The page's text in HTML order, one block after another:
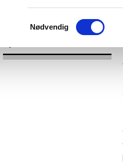
Samtykkevalg
Nødvendig